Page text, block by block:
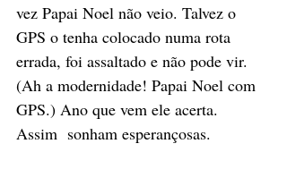
vez Papai Noel não veio. Talvez o
GPS o tenha colocado numa rota
errada, foi assaltado e não pode vir.
(Ah a modernidade! Papai Noel com
GPS.) Ano que vem ele acerta.
Assim  sonham esperançosas.